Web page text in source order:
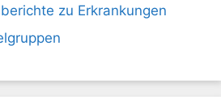
zu Erkrankungen